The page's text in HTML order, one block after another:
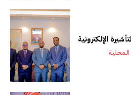
الإلكترونية
المحلية